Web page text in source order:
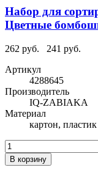
Набор для
Цветные
262 руб.
241 руб.
Артикул
4288645
Производитель
IQ-ZABIAKA
Материал
картон, пластик
В корзину